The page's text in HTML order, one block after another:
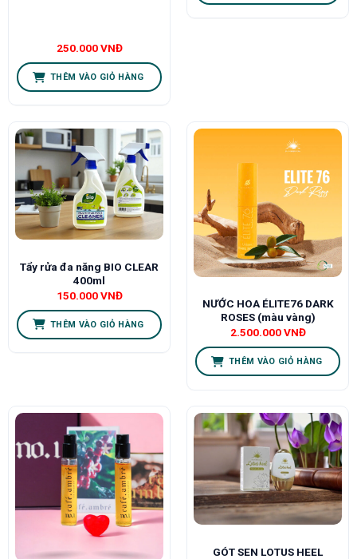
250.000VNĐ
THÊM VÀO GIỎ HÀNG
Tẩy rửa đa năng BIO CLEAR
400ml
150.000VNĐ
THÊM VÀO GIỎ HÀNG
NƯỚC HOA ÉLITE76 DARK
ROSES (màu vàng)
2.500.000VNĐ
THÊM VÀO GIỎ HÀNG
GÓT SEN LOTUS HEEL